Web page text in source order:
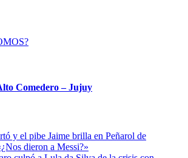
y el pibe Jaime brilla en Peñarol de
dieron a Messi?»